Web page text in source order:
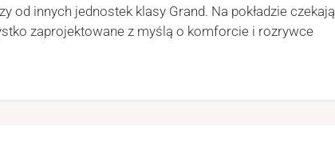
od innych jednostek klasy Grand. Na pokładzie czekają
zaprojektowane z myślą o komforcie i rozrywce